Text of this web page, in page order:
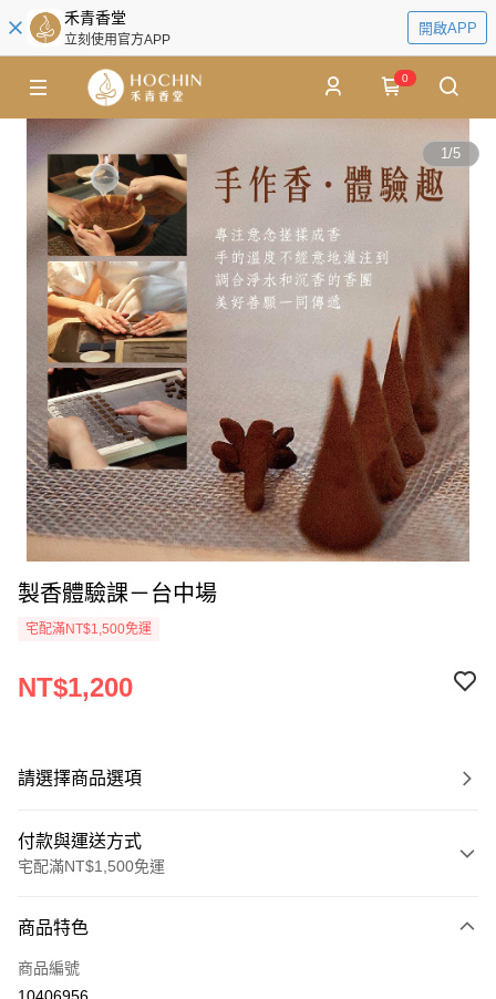
禾青香堂
立刻使用官方APP
開啟APP
0
1/5
製香體驗課－台中場
宅配滿NT$1,500免運
NT$1,200
請選擇商品選項
付款與運送方式
宅配滿NT$1,500免運
信用卡一次付款
LINE Pay
商品特色
商品編號